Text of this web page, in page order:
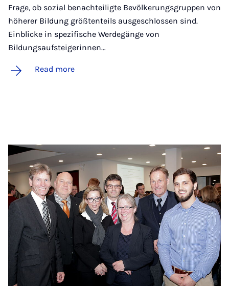
Frage, ob sozial benachteiligte Bevölkerungsgruppen von
höherer Bildung größtenteils ausgeschlossen sind.
Einblicke in spezifische Werdegänge von
Bildungsaufsteigerinnen…
Read more